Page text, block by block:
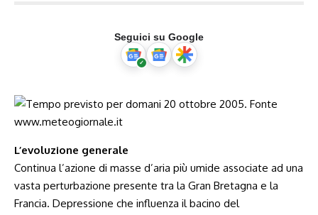
Seguici su Google
L’evoluzione generale
Continua l’azione di masse d’aria più umide associate ad una
vasta perturbazione presente tra la Gran Bretagna e la
Francia. Depressione che influenza il bacino del